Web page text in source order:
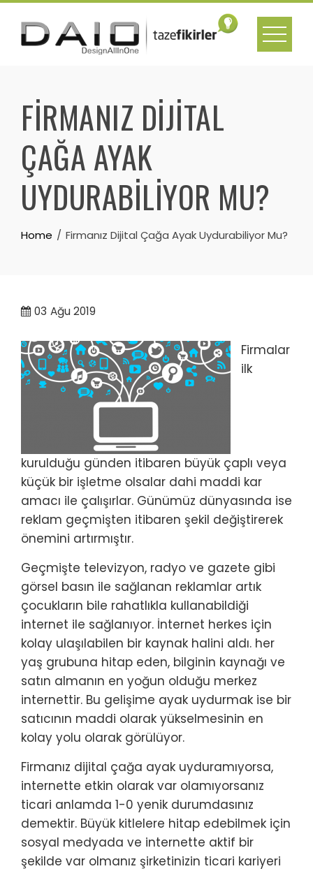
Skip
content
FIRMANIZ DIJITAL
ÇAĞA AYAK
UYDURABILIYOR MU?
Home Firmanız Dijital Çağa Ayak Uydurabiliyor Mu?
03 Ağu 2019
Firmalar
ilk
kurulduğu günden itibaren büyük çaplı veya
küçük bir işletme olsalar dahi maddi kar
amacı ile çalışırlar. Günümüz dünyasında ise
reklam geçmişten itibaren şekil değiştirerek
önemini artırmıştır.
Geçmişte televizyon, radyo ve gazete gibi
görsel basın ile sağlanan reklamlar artık
çocukların bile rahatlıkla kullanabildiği
internet ile sağlanıyor. İnternet herkes için
kolay ulaşılabilen bir kaynak halini aldı. her
yaş grubuna hitap eden, bilginin kaynağı ve
satın almanın en yoğun olduğu merkez
internettir. Bu gelişime ayak uydurmak ise bir
satıcının maddi olarak yükselmesinin en
kolay yolu olarak görülüyor.
Firmanız dijital çağa ayak uyduramıyorsa,
internette etkin olarak var olamıyorsanız
ticari anlamda 1-0 yenik durumdasınız
demektir. Büyük kitlelere hitap edebilmek için
sosyal medyada ve internette aktif bir
şekilde var olmanız şirketinizin ticari kariyeri